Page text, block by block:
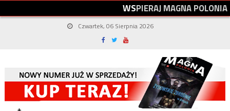
WSPIERAJMAGNAPOLONIA
Czwartek, 06 Sierpnia 2026